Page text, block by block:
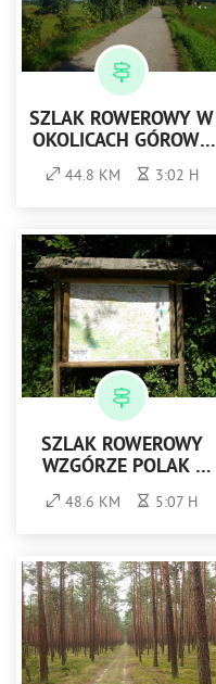
SZLAK ROWEROWY W
OKOLICACH GÓROWA
IŁAWECKIEGO -
KOLOR NIEBIESKI
44.8 KM 3:02 H
SZLAK ROWEROWY
WZGÓRZE POLAK -
POGRANICZE
REGIONÓW
48.6 KM 5:07 H